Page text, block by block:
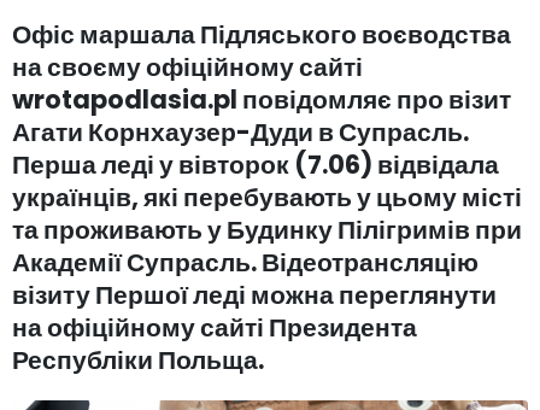
Офіс маршала Підляського воєводства
на своєму офіційному сайті
wrotapodlasia.pl повідомляє про візит
Агати Корнхаузер-Дуди в Супрасль.
Перша леді у вівторок (7.06) відвідала
українців, які перебувають у цьому місті
та проживають у Будинку Пілігримів при
Академії Супрасль. Відеотрансляцію
візиту Першої леді можна переглянути
на офіційному сайті Президента
Республіки Польща.